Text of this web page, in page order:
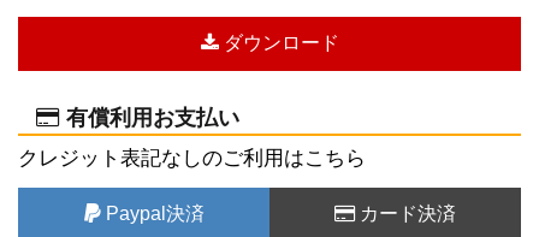
ダウンロード
有償利用お支払い
クレジット表記なしのご利用はこちら
Paypal決済 カード決済